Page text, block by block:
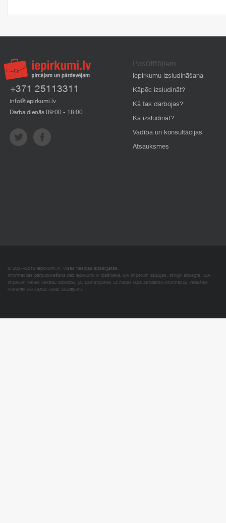
+371 25113311
info@iepirkumi.lv
Darba dienās 09:00 - 18:00
Pasūtītājiem
Iepirkumu izsludināšana
Kāpēc izsludināt?
Kā tas darbojas?
Kā izsludināt?
Vadība un konsultācijas
Atsauksmes
© 2007–2018 Iepirkumi.lv. Visas tiesības aizsargātas.
Informācijas pārpublicēšana bez iepirkumi.lv īpašnieka SIA Imperum atļaujas, stingri aizliegta. SIA
Imperum nenes nekādu atbildību, ja, pamatojoties uz mājas lapā atrodamo informāciju, radušies
materiāli vai citāda veida zaudējumi.